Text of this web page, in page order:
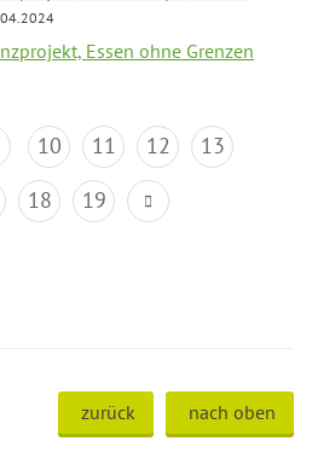
Essen ohne Grenzen
10 11 12
13
18 19
zurück nach oben